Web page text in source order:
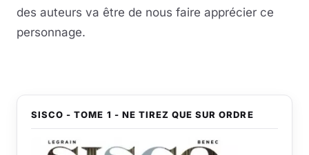
des auteurs va être de nous faire apprécier ce
personnage.
SISCO - TOME 1 - NE TIREZ QUE SUR ORDRE